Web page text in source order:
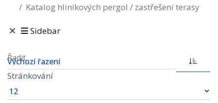
Katalog hliníkových pergol / zastřešení terasy
Sidebar
Řadit
Stránkování